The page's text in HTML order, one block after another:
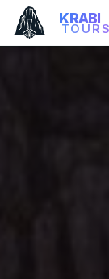
KRABI
TOURS